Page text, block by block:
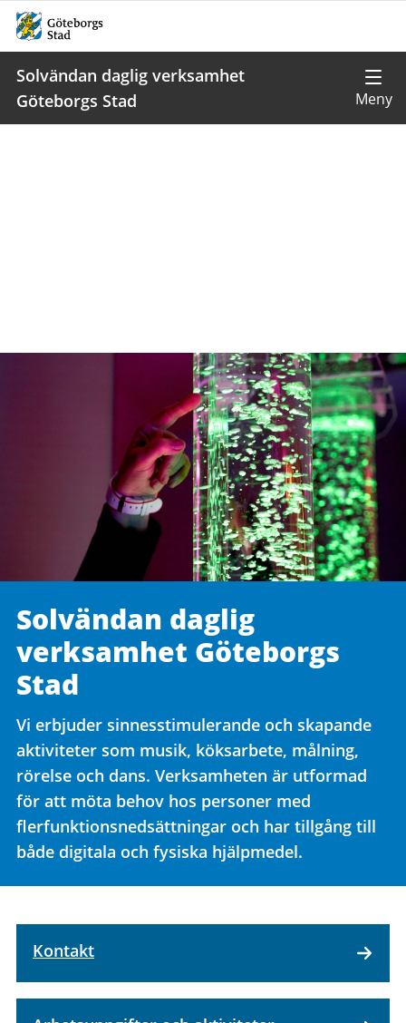
Solvändan daglig verksamhet
Göteborgs Stad
Solvändan daglig
verksamhet Göteborgs
Stad
Vi erbjuder sinnesstimulerande och skapande
aktiviteter som musik, köksarbete, målning,
rörelse och dans. Verksamheten är utformad
för att möta behov hos personer med
flerfunktionsnedsättningar och har tillgång till
både digitala och fysiska hjälpmedel.
Kontakt